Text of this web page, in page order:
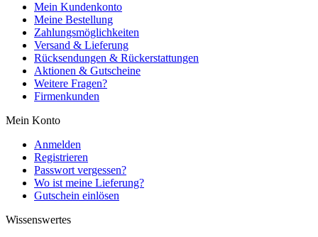
Mein Kundenkonto
Meine Bestellung
Zahlungsmöglichkeiten
Versand & Lieferung
Rücksendungen & Rückerstattungen
Aktionen & Gutscheine
Weitere Fragen?
Firmenkunden
Mein Konto
Anmelden
Registrieren
Passwort vergessen?
Wo ist meine Lieferung?
Gutschein einlösen
Wissenswertes